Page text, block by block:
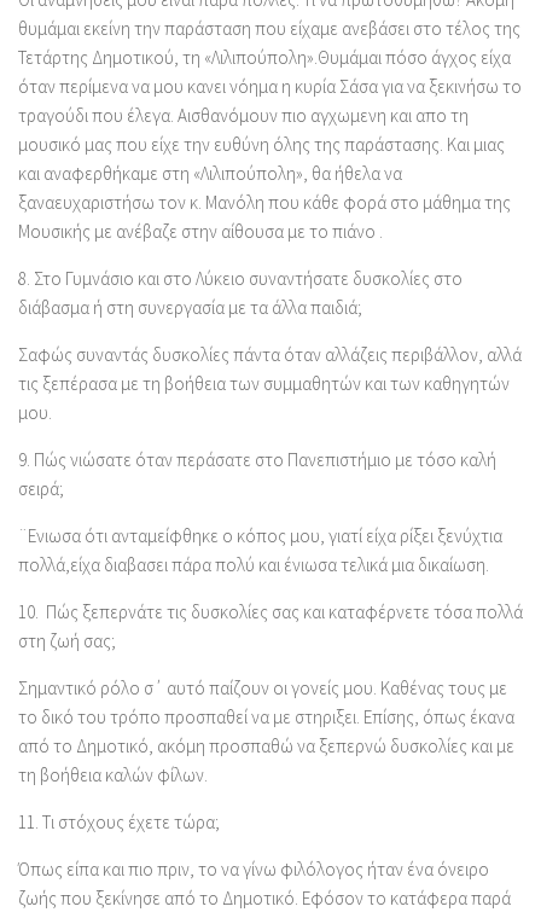
θυμάμαι εκείνη την παράσταση που είχαμε ανεβάσει στο τέλος της
Τετάρτης Δημοτικού, τη «Λιλιπούπολη».Θυμάμαι πόσο άγχος είχα
όταν περίμενα να μου κανει νόημα η κυρία Σάσα για να ξεκινήσω το
τραγούδι που έλεγα. Αισθανόμουν πιο αγχωμενη και απο τη
μουσικό μας που είχε την ευθύνη όλης της παράστασης. Και μιας
και αναφερθήκαμε στη «Λιλιπούπολη», θα ήθελα να
ξαναευχαριστήσω τον κ. Μανόλη που κάθε φορά στο μάθημα της
Μουσικής με ανέβαζε στην αίθουσα με το πιάνο .
8. Στο Γυμνάσιο και στο Λύκειο συναντήσατε δυσκολίες στο
διάβασμα ή στη συνεργασία με τα άλλα παιδιά;
Σαφώς συναντάς δυσκολίες πάντα όταν αλλάζεις περιβάλλον, αλλά
τις ξεπέρασα με τη βοήθεια των συμμαθητών και των καθηγητών
μου.
9. Πώς νιώσατε όταν περάσατε στο Πανεπιστήμιο με τόσο καλή
σειρά;
¨Ενιωσα ότι ανταμείφθηκε ο κόπος μου, γιατί είχα ρίξει ξενύχτια
πολλά,είχα διαβασει πάρα πολύ και ένιωσα τελικά μια δικαίωση.
10. Πώς ξεπερνάτε τις δυσκολίες σας και καταφέρνετε τόσα πολλά
στη ζωή σας;
Σημαντικό ρόλο σ΄ αυτό παίζουν οι γονείς μου. Καθένας τους με
το δικό του τρόπο προσπαθεί να με στηριξει. Επίσης, όπως έκανα
από το Δημοτικό, ακόμη προσπαθώ να ξεπερνώ δυσκολίες και με
τη βοήθεια καλών φίλων.
11. Τι στόχους έχετε τώρα;
Όπως είπα και πιο πριν, το να γίνω φιλόλογος ήταν ένα όνειρο
ζωής που ξεκίνησε από το Δημοτικό. Εφόσον το κατάφερα παρά